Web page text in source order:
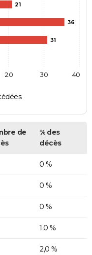
21
36
31
20 30 40
de
% des
décès
0 %
0 %
0 %
1,0 %
2,0 %